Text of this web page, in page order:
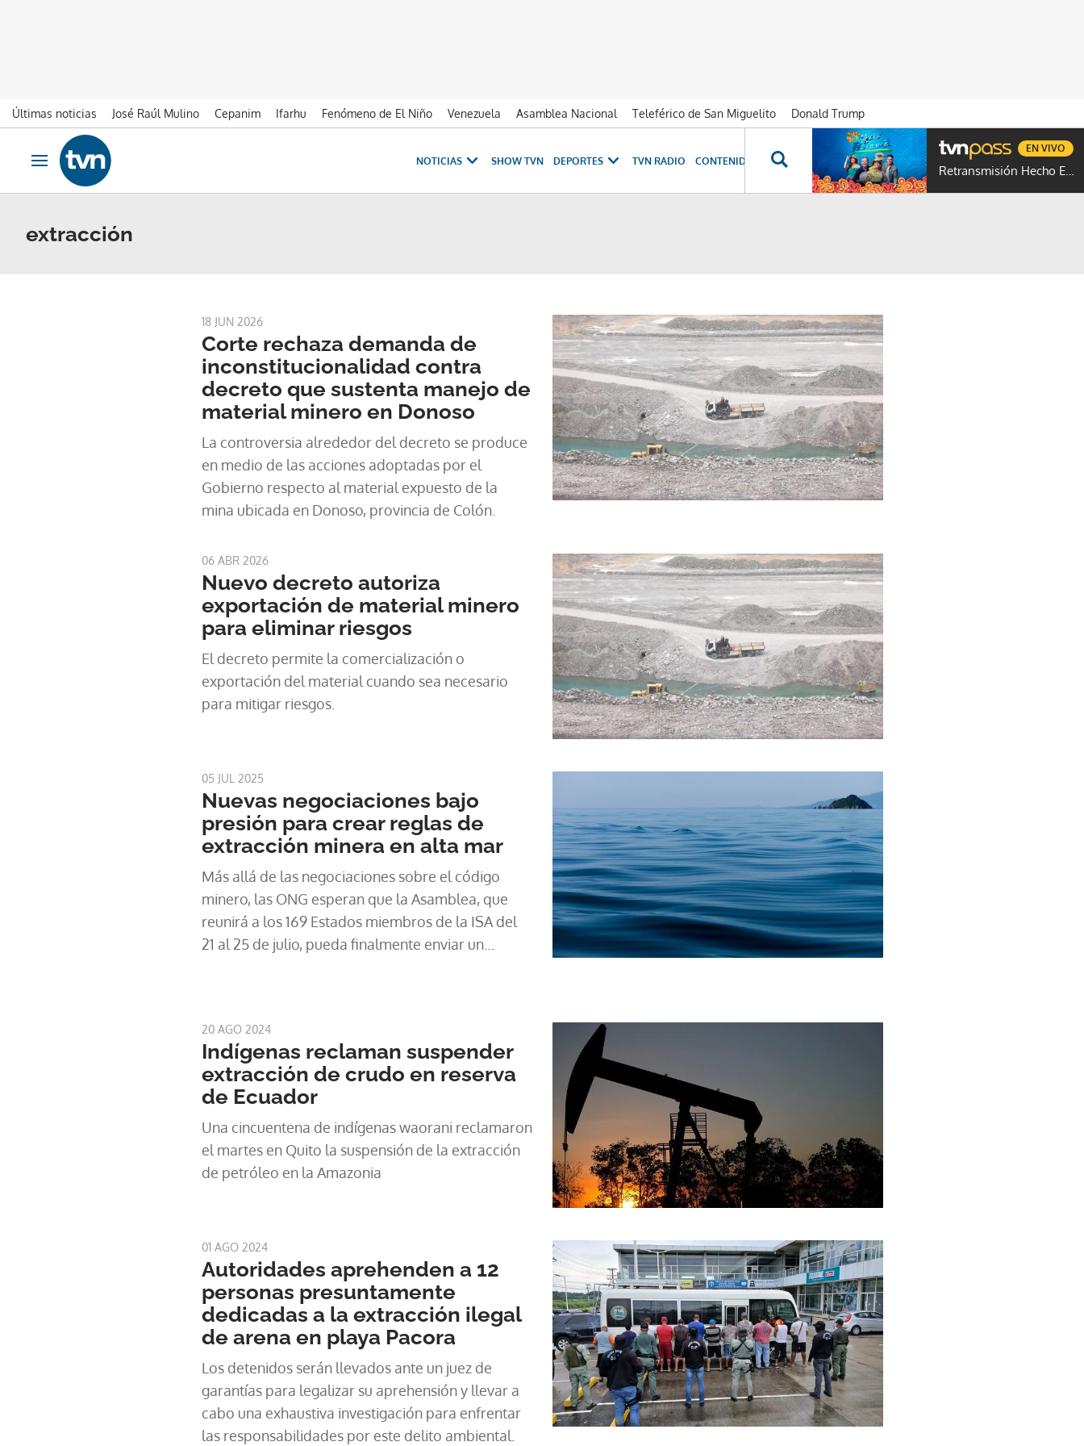
Últimas noticias José Raúl Mulino Cepanim Ifarhu Fenómeno de El Niño Venezuela Asamblea Nacional Teleférico de San Miguelito
Donald Trump
Ir al contenido
Obrir navegació
NOTICIAS SHOW TVN DEPORTES TVN RADIO CONTENIDOS ESPECIALES NOVELAS PROGRAMAS GENTE TVN
Retransmisión Hecho En Panamá
EN VIVO
extracción
18 JUN 2026
Corte rechaza demanda de
inconstitucionalidad contra
decreto que sustenta manejo de
material minero en Donoso
La controversia alrededor del decreto se produce
en medio de las acciones adoptadas por el
Gobierno respecto al material expuesto de la
mina ubicada en Donoso, provincia de Colón.
06 ABR 2026
Nuevo decreto autoriza
exportación de material minero
para eliminar riesgos
El decreto permite la comercialización o
exportación del material cuando sea necesario
para mitigar riesgos.
05 JUL 2025
Nuevas negociaciones bajo
presión para crear reglas de
extracción minera en alta mar
Más allá de las negociaciones sobre el código
minero, las ONG esperan que la Asamblea, que
reunirá a los 169 Estados miembros de la ISA del
21 al 25 de julio, pueda finalmente enviar un
20 AGO 2024
Indígenas reclaman suspender
extracción de crudo en reserva
de Ecuador
Una cincuentena de indígenas waorani reclamaron
el martes en Quito la suspensión de la extracción
de petróleo en la Amazonia
01 AGO 2024
Autoridades aprehenden a 12
personas presuntamente
dedicadas a la extracción ilegal
de arena en playa Pacora
Los detenidos serán llevados ante un juez de
garantías para legalizar su aprehensión y llevar a
cabo una exhaustiva investigación para enfrentar
las responsabilidades por este delito ambiental.